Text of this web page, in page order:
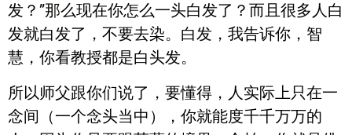
发？”那么现在你怎么一头白发了？而且很多人白
发就白发了，不要去染。白发，我告诉你，智
慧，你看教授都是白头发。
所以师父跟你们说了，要懂得，人实际上只在一
念间（一个念头当中），你就能度千千万万的